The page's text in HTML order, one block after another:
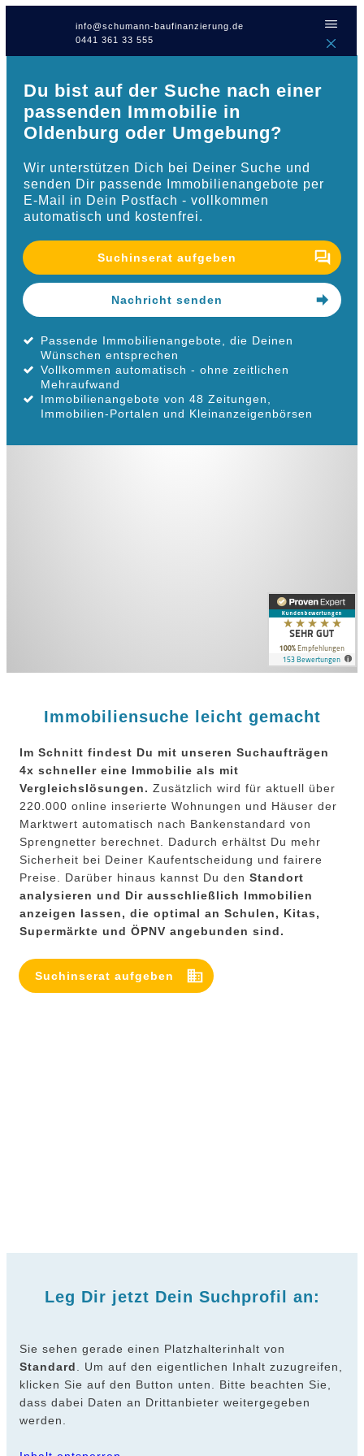
info@schumann-baufinanzierung.de
0441 361 33 555
Du bist auf der Suche nach einer
passenden Immobilie in
Oldenburg oder Umgebung?
Wir unterstützen Dich bei Deiner Suche und
senden Dir passende Immobilienangebote per
E-Mail in Dein Postfach - vollkommen
automatisch und kostenfrei.
Suchinserat aufgeben
Nachricht senden
Passende Immobilienangebote, die Deinen
Wünschen entsprechen
Vollkommen automatisch - ohne zeitlichen
Mehraufwand
Immobilienangebote von 48 Zeitungen,
Immobilien-Portalen und Kleinanzeigenbörsen
Immobiliensuche leicht gemacht
Im Schnitt findest Du mit unseren Suchaufträgen
4x schneller eine Immobilie als mit
Vergleichslösungen. Zusätzlich wird für aktuell über
220.000 online inserierte Wohnungen und Häuser der
Marktwert automatisch nach Bankenstandard von
Sprengnetter berechnet. Dadurch erhältst Du mehr
Sicherheit bei Deiner Kaufentscheidung und fairere
Preise. Darüber hinaus kannst Du den Standort
analysieren und Dir ausschließlich Immobilien
anzeigen lassen, die optimal an Schulen, Kitas,
Supermärkte und ÖPNV angebunden sind.
Suchinserat aufgeben
Leg Dir jetzt Dein Suchprofil an:
Sie sehen gerade einen Platzhalterinhalt von
Standard
. Um auf den eigentlichen Inhalt zuzugreifen,
klicken Sie auf den Button unten. Bitte beachten Sie,
dass dabei Daten an Drittanbieter weitergegeben
werden.